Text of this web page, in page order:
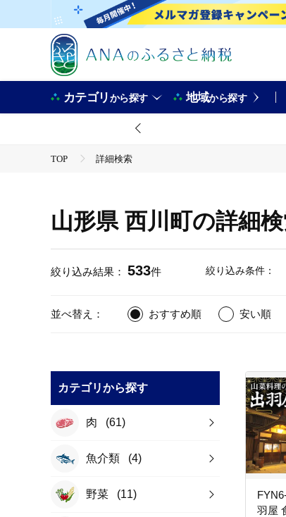
カテゴリから探す 地域から探す
TOP 詳細検索
山形県 西川町の詳細
絞り込み結果： 533件 絞り込み条件：
並べ替え： おすすめ順 安い順
カテゴリから探す
肉 (61)
魚介類 (4)
野菜 (11)
羽屋